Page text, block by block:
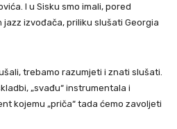
I u Sisku smo imali, pored
izvođača, priliku slušati Georgia
trebamo razumjeti i znati slušati.
„svađu“ instrumentala i
kojemu „priča“ tada ćemo zavoljeti